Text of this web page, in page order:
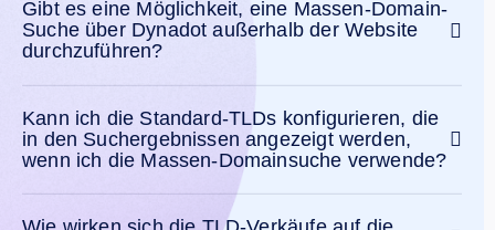
Dateien
Foren
Anfrage
an
Manager
Support-
Tools
Support-
Missbrauch
Gibt es eine Möglichkeit, eine Massen-Domain-
Suche über Dynadot außerhalb der Website
durchzuführen?
Kann ich die Standard-TLDs konfigurieren, die
in den Suchergebnissen angezeigt werden,
wenn ich die Massen-Domainsuche verwende?